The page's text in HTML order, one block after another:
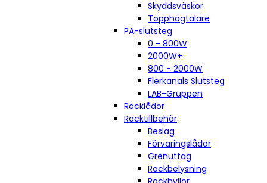
Skyddsväskor
Topphögtalare
PA-slutsteg
0 - 800W
2000W+
800 - 2000W
Flerkanals Slutsteg
LAB-Gruppen
Racklådor
Racktillbehör
Beslag
Förvaringslådor
Grenuttag
Rackbelysning